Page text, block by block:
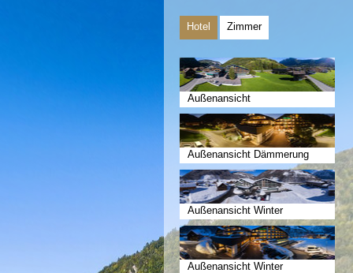
Hotel Zimmer
Außenansicht
Außenansicht Dämmerung
Außenansicht Winter
Außenansicht Winter